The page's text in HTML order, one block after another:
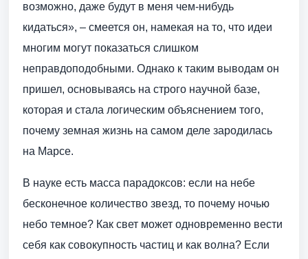
возможно, даже будут в меня чем-нибудь
кидаться», – смеется он, намекая на то, что идеи
многим могут показаться слишком
неправдоподобными. Однако к таким выводам он
пришел, основываясь на строго научной базе,
которая и стала логическим объяснением того,
почему земная жизнь на самом деле зародилась
на Марсе.
В науке есть масса парадоксов: если на небе
бесконечное количество звезд, то почему ночью
небо темное? Как свет может одновременно вести
себя как совокупность частиц и как волна? Если